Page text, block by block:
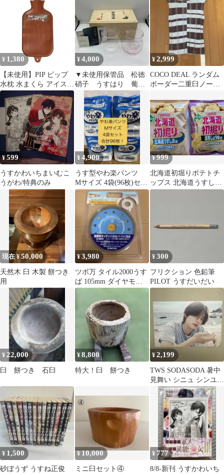
¥ 1,380
【未使用】PIP ピップ
水枕 水まくら アイスピ
ロー うす型 天然ゴム製
¥4,000
▼未使用保管品 松徳
硝子 うすはり 葡萄
酒器 ペアグラス 赤
白 木箱付き
¥2,999
COCO DEAL ランダム
ボーダー二重臼ノース
¥599
うすかわいちまいむこ
うがわ/特典のみ
¥4,900
うす型やわ楽パンツ
Mサイズ 4袋(96枚)セッ
ト売り
¥999
北海道初堀りポテトチ
ップス 北海道うすしお
味 昆布しょうゆ味
現在 ¥50,000
天然木 臼 木製 餅つき
用
¥3,980
ツボ万 タイル2000うす
ば 105mm ダイヤモン
ドカッター 複数枚あ
¥300
フリクション 色鉛筆
PILOT うすだいだい
¥ 22,000
臼 餅つき 石臼
¥8,800
特大！臼 餅つき
¥2,199
TWS SODASODA 暑中
見舞い シニュ シンユ
ポストカード そうだは
うす
¥ 1,500
砂ぼうず うすね正俊
¥10,000
ミニ臼セット④
¥ 777
8/8-新刊 うすかわいち